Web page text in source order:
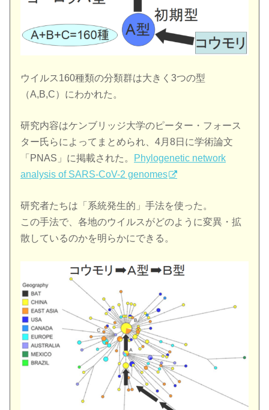
ウイルス160種類の分類群は大きく3つの型
（A,B,C）にわかれた。
研究内容はケンブリッジ大学のピーター・フォース
ター氏らによってまとめられ、4月8日に学術論文
「PNAS」に掲載された。
Phylogenetic network
analysis of SARS-CoV-2 genomes
研究者たちは「系統発生的」手法を使った。
この手法で、各地のウイルスがどのように変異・拡
散しているのかを明らかにできる。